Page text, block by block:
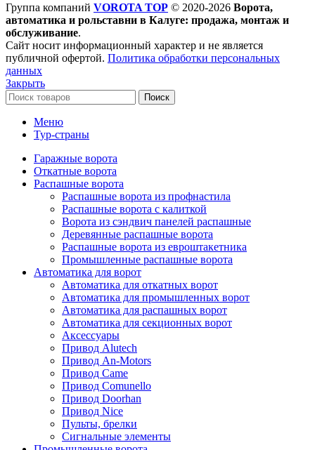
Группа компаний VOROTA TOP © 2020-2026 Ворота,
автоматика и рольставни в Калуге: продажа, монтаж и
обслуживание.
Сайт носит информационный характер и не является
публичной офертой. Политика обработки персональных
данных
Закрыть
Поиск
Меню
Тур-страны
Гаражные ворота
Откатные ворота
Распашные ворота
Распашные ворота из профнастила
Распашные ворота с калиткой
Ворота из сэндвич панелей распашные
Деревянные распашные ворота
Распашные ворота из евроштакетника
Промышленные распашные ворота
Автоматика для ворот
Автоматика для откатных ворот
Автоматика для промышленных ворот
Автоматика для распашных ворот
Автоматика для секционных ворот
Аксессуары
Привод Alutech
Привод An-Motors
Привод Came
Привод Comunello
Привод Doorhan
Привод Nice
Пульты, брелки
Сигнальные элементы